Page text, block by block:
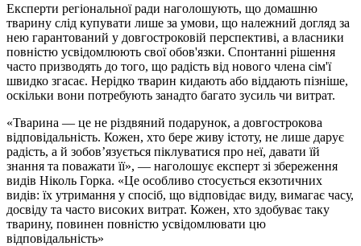
Експерти регіональної ради наголошують, що домашню
тварину слід купувати лише за умови, що належний догляд за
нею гарантований у довгостроковій перспективі, а власники
повністю усвідомлюють свої обов'язки. Спонтанні рішення
часто призводять до того, що радість від нового члена сім'ї
швидко згасає. Нерідко тварин кидають або віддають пізніше,
оскільки вони потребують занадто багато зусиль чи витрат.
«Тварина — це не різдвяний подарунок, а довгострокова
відповідальність. Кожен, хто бере живу істоту, не лише дарує
радість, а й зобов’язується піклуватися про неї, давати їй
знання та поважати її», — наголошує експерт зі збереження
видів Ніколь Горка. «Це особливо стосується екзотичних
видів: їх утримання у спосіб, що відповідає виду, вимагає часу,
досвіду та часто високих витрат. Кожен, хто здобуває таку
тварину, повинен повністю усвідомлювати цю
відповідальність»